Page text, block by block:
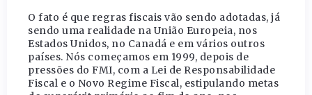
O fato é que regras fiscais vão sendo adotadas, já
sendo uma realidade na União Europeia, nos
Estados Unidos, no Canadá e em vários outros
países. Nós começamos em 1999, depois de
pressões do FMI, com a Lei de Responsabilidade
Fiscal e o Novo Regime Fiscal, estipulando metas